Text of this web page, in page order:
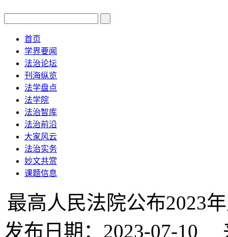
首页
学界要闻
法治论坛
刊海纵览
法学盘点
法学院
法治智库
法治前沿
大家风云
法治实务
妙文共赏
课题信息
最高人民法院公布2023
发布日期：2023-07-10